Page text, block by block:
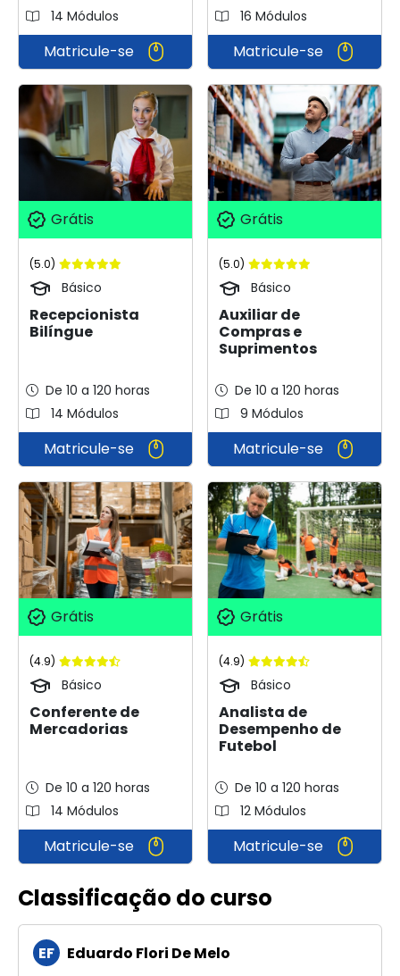
14 Módulos
Matricule-se
16 Módulos
Matricule-se
Grátis
(5.0)
Básico
Recepcionista
Bilíngue
De 10 a 120 horas
14 Módulos
Matricule-se
Grátis
(5.0)
Básico
Auxiliar de
Compras e
Suprimentos
De 10 a 120 horas
9 Módulos
Matricule-se
Grátis
(4.9)
Básico
Conferente de
Mercadorias
De 10 a 120 horas
14 Módulos
Matricule-se
Grátis
(4.9)
Básico
Analista de
Desempenho de
Futebol
De 10 a 120 horas
12 Módulos
Matricule-se
Classificação do curso
EF Eduardo Flori De Melo